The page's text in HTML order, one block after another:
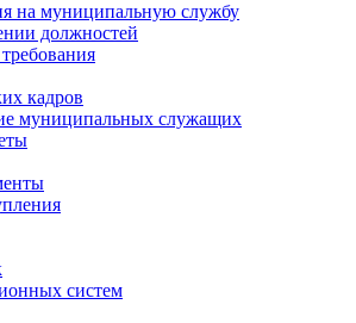
на муниципальную службу
должностей
кадров
муниципальных служащих
систем